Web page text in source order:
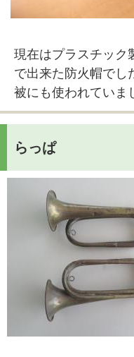
現在はプラスチック
で出来た防火帽でし
被にも使われていま
らっぱ